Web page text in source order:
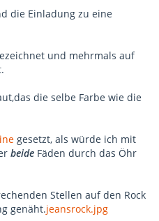
die Einladung zu eine
und mehrmals auf
die selbe Farbe wie die
gesetzt, als würde ich mit
beide Fäden durch das Öhr
Stellen auf den Rock
genäht.jeansrock.jpg